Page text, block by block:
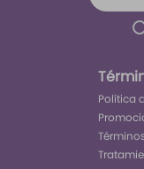
Política